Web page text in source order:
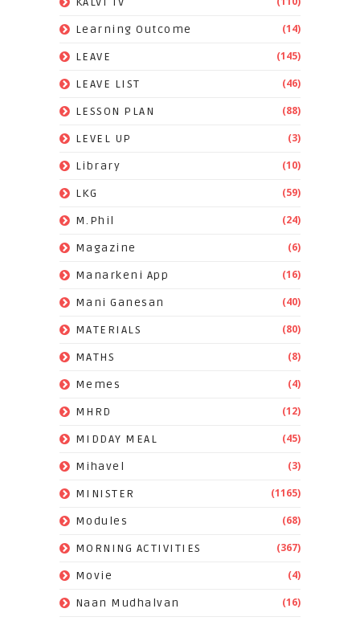
Learning Outcome (14)
LEAVE (145)
LEAVE LIST (46)
LESSON PLAN (88)
LEVEL UP (3)
Library (10)
LKG (59)
M.Phil (24)
Magazine (6)
Manarkeni App (16)
Mani Ganesan (40)
MATERIALS (80)
MATHS (8)
Memes (4)
MHRD (12)
MIDDAY MEAL (45)
Mihavel (3)
MINISTER (1165)
Modules (68)
MORNING ACTIVITIES (367)
Movie (4)
Naan Mudhalvan (16)